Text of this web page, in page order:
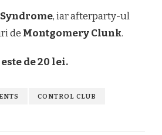
Syndrome, iar afterparty-ul
de Montgomery Clunk.
de 20 lei.
CONTROL CLUB